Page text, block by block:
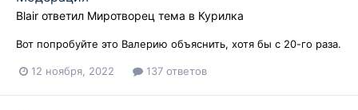
Blair ответил Миротворец тема в Курилка
Вот попробуйте это Валерию объяснить, хотя бы с 20-го раза.
12 ноября, 2022 137 ответов